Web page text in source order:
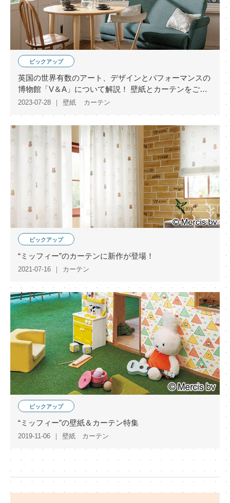
ピックアップ
英国の世界有数のアート、デザインとパフォーマンスの
博物館「V＆A」について解説！ 壁紙とカーテンをご紹
介
2023-07-28 壁紙 カーテン
ピックアップ
“ミッフィー”のカーテンに新作が登場！
2021-07-16 カーテン
ピックアップ
“ミッフィー”の壁紙＆カーテン特集
2019-11-06 壁紙 カーテン